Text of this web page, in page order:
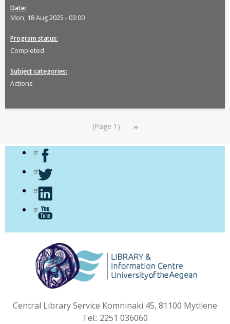
Date
Mon, 18 Aug 2025 - 03:00
Program status
Completed
Subject categories
Actions
(Page 1)
Next
››
Central Library Service Komninaki 45, 81100 Mytilene
Tel.: 2251 036060